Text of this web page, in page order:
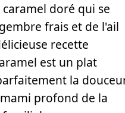
doré qui se
frais et de l'ail
recette
est un plat
la
profond de la